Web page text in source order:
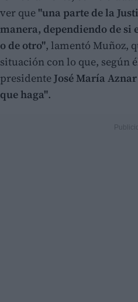
ver que "una parte de la
manera, dependiendo de
o de otro", lamentó Muñoz,
situación con lo que, según
presidenteJosé María Aznar
que haga".